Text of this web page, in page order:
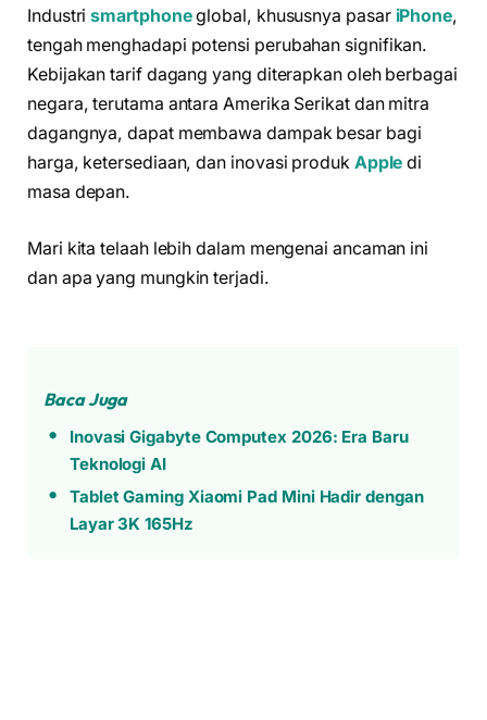
Industrismartphoneglobal, khususnya pasar iPhone,
tengah menghadapi potensi perubahan signifikan.
Kebijakan tarif dagang yang diterapkan oleh berbagai
negara, terutama antara Amerika Serikat dan mitra
dagangnya, dapat membawa dampak besar bagi
harga, ketersediaan, dan inovasi produk Apple di
masa depan.
Mari kita telaah lebih dalam mengenai ancaman ini
dan apa yang mungkin terjadi.
Baca Juga
Inovasi Gigabyte Computex 2026: Era Baru
Teknologi AI
Tablet Gaming Xiaomi Pad Mini Hadir dengan
Layar 3K 165Hz